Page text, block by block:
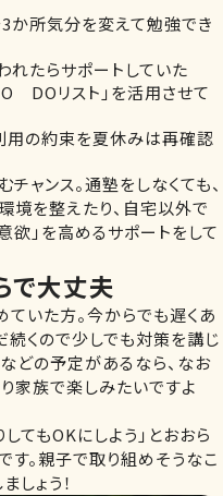
か所気分を変えて勉強でき
れたらサポートしていた
DOリスト」を活用させて
用の約束を夏休みは再確認
ャンス。通塾をしなくても、
境を整えたり、自宅以外で
」を高めるサポートをして
で大丈夫
いた方。今からでも遅くあ
続くので少しでも対策を講じ
どの予定があるなら、なお
家族で楽しみたいですよ
てもOKにしよう」とおおら
。親子で取り組めそうなこ
しょう！